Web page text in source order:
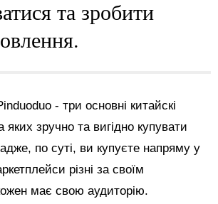
та зробити
- три основні китайскі
зручно та вигідно купувати
по суті, ви купуєте напряму у
різні за своїм
має свою аудиторію.